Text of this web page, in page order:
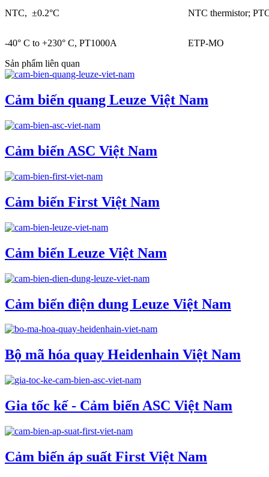
NTC, ±0.2°C NTC thermistor;
-40° C to +230° C, PT1000A
ETP-MO
Sản phẩm liên quan
Cảm biến quang Leuze Việt Nam
Cảm biến ASC Việt Nam
Cảm biến First Việt Nam
Cảm biến Leuze Việt Nam
Cảm biến điện dung Leuze Việt Nam
Bộ mã hóa quay Heidenhain Việt Nam
Gia tốc kế - Cảm biến ASC Việt Nam
Cảm biến áp suất First Việt Nam